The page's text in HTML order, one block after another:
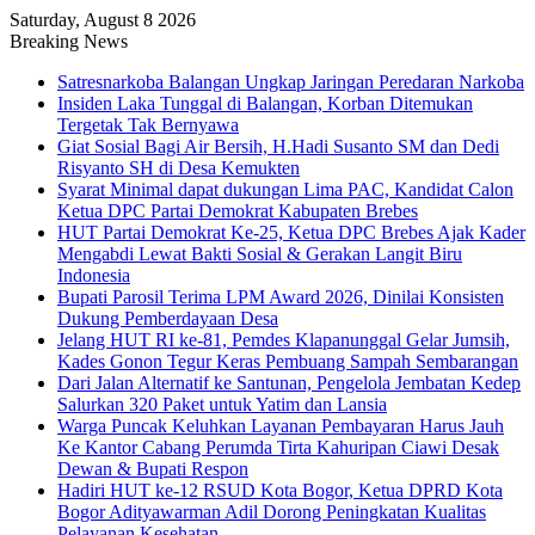
Saturday, August 8 2026
Breaking News
Satresnarkoba Balangan Ungkap Jaringan Peredaran Narkoba
Insiden Laka Tunggal di Balangan, Korban Ditemukan
Tergetak Tak Bernyawa
Giat Sosial Bagi Air Bersih, H.Hadi Susanto SM dan Dedi
Risyanto SH di Desa Kemukten
Syarat Minimal dapat dukungan Lima PAC, Kandidat Calon
Ketua DPC Partai Demokrat Kabupaten Brebes
HUT Partai Demokrat Ke-25, Ketua DPC Brebes Ajak Kader
Mengabdi Lewat Bakti Sosial & Gerakan Langit Biru
Indonesia
Bupati Parosil Terima LPM Award 2026, Dinilai Konsisten
Dukung Pemberdayaan Desa
Jelang HUT RI ke-81, Pemdes Klapanunggal Gelar Jumsih,
Kades Gonon Tegur Keras Pembuang Sampah Sembarangan
Dari Jalan Alternatif ke Santunan, Pengelola Jembatan Kedep
Salurkan 320 Paket untuk Yatim dan Lansia
Warga Puncak Keluhkan Layanan Pembayaran Harus Jauh
Ke Kantor Cabang Perumda Tirta Kahuripan Ciawi Desak
Dewan & Bupati Respon
Hadiri HUT ke-12 RSUD Kota Bogor, Ketua DPRD Kota
Bogor Adityawarman Adil Dorong Peningkatan Kualitas